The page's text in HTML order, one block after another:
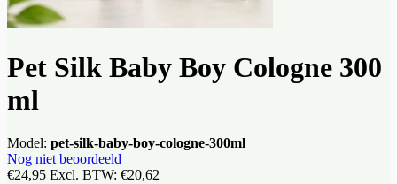
Pet Silk Baby Boy Cologne 300
ml
Model: pet-silk-baby-boy-cologne-300ml
Nog niet beoordeeld
€24,95 Excl. BTW: €20,62